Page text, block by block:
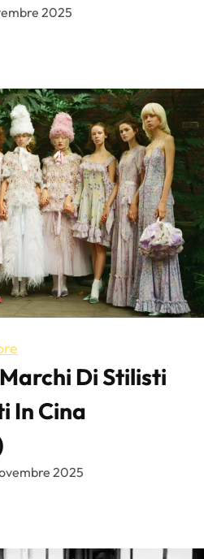
2025
Di Stilisti
In Cina
2025